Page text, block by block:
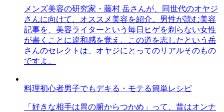
メンズ美容の研究家・藤村 岳さんが、同世代のオヤジ
さんに向けて、オススメ美容を紹介。男性が読む美容
記事を、美容ライターという毎日ヒゲを剃らない女性
が書くことに違和感を覚え、この道を志したという岳
さんのセレクトは、オヤジにとってのリアルそのもの
ですよ。
料理初心者男子でもデキる・モテる簡単レシピ
「好きな相手は胃の腑からつかめ」って、昔はオンナ